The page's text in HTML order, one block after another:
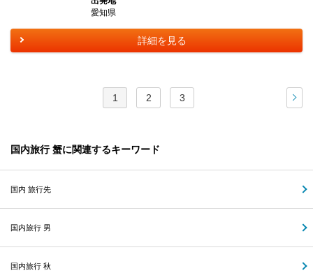
愛知県
詳細を見る
1 2 3
国内旅行 蟹に関連するキーワード
国内 旅行先
国内旅行 男
国内旅行 秋